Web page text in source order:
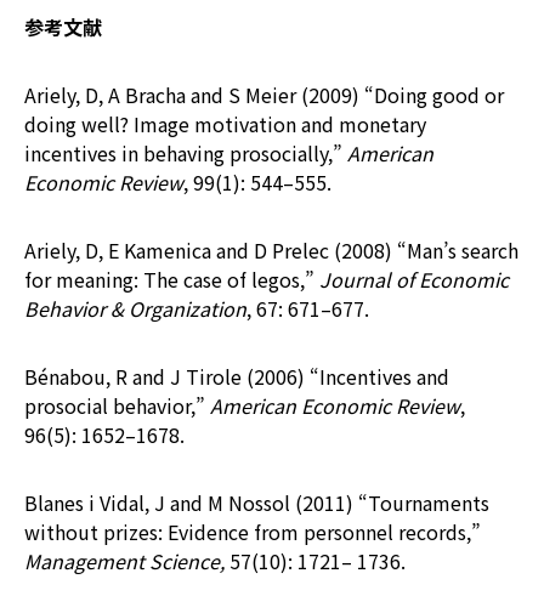
参考文献
Ariely, D, A Bracha and S Meier (2009) “Doing good or
doing well? Image motivation and monetary
incentives in behaving prosocially,” American
Economic Review, 99(1): 544–555.
Ariely, D, E Kamenica and D Prelec (2008) “Man’s search
for meaning: The case of legos,” Journal of Economic
Behavior & Organization, 67: 671–677.
Bénabou, R and J Tirole (2006) “Incentives and
prosocial behavior,” American Economic Review,
96(5): 1652–1678.
Blanes i Vidal, J and M Nossol (2011) “Tournaments
without prizes: Evidence from personnel records,”
Management Science, 57(10): 1721– 1736.